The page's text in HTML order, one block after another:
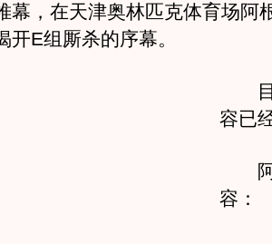
幕，在天津奥林匹克体育场阿
开E组厮杀的序幕。
目
容已
阿
容：